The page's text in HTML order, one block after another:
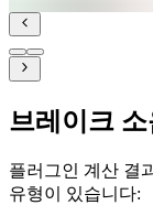
브레이크
플러그인 계산 결
유형이 있습니다: